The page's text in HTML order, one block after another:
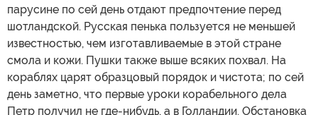
парусине по сей день отдают предпочтение перед
шотландской. Русская пенька пользуется не меньшей
известностью, чем изготавливаемые в этой стране
смола и кожи. Пушки также выше всяких похвал. На
кораблях царят образцовый порядок и чистота; по сей
день заметно, что первые уроки корабельного дела
Петр получил не где-нибудь, а в Голландии. Обстановка